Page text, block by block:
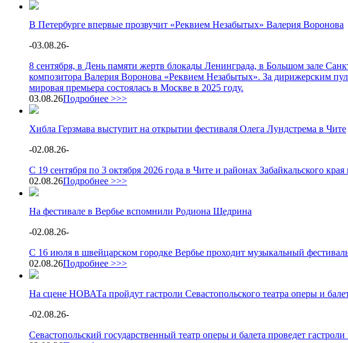
В Петербурге впервые прозвучит «Реквием Незабытых» Валерия Воронова
-03.08.26-
8 сентября, в День памяти жертв блокады Ленинграда, в Большом зале
композитора Валерия Воронова «Реквием Незабытых». За дирижерским
мировая премьера состоялась в Москве в 2025 году.
03.08.26Подробнее >>>
Хибла Герзмава выступит на открытии фестиваля Олега Лундстрема в Чите
-02.08.26-
С 19 сентября по 3 октября 2026 года в Чите и районах Забайкальского
02.08.26Подробнее >>>
На фестивале в Вербье вспомнили Родиона Щедрина
-02.08.26-
С 16 июля в швейцарском городке Вербье проходит музыкальный
02.08.26Подробнее >>>
На сцене НОВАТа пройдут гастроли Севастопольского театра оперы и
-02.08.26-
Севастопольский государственный театр оперы и балета проведет